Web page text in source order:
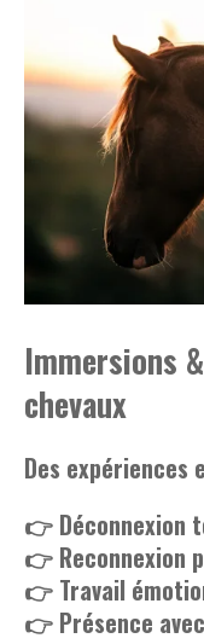
Immersions
chevaux
Des expériences
👉 Déconnexion
👉 Reconnexion
👉 Travail
👉 Présence